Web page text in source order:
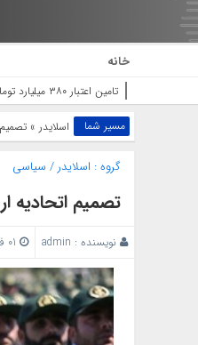
خانه
حضور حماسی و با
مسیر شما اسلایدر »
گروه : اسلایدر/ سیاسی
تصمیم اتحادیه
نویسنده : admin